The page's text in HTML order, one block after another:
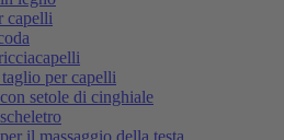
capelli
per capelli
setole di cinghiale
il massaggio della testa